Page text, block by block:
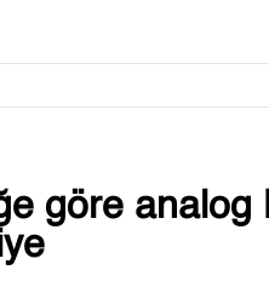
göre analog